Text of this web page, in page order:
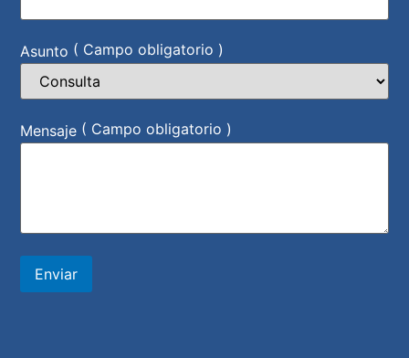
Asunto ( Campo obligatorio )
Mensaje ( Campo obligatorio )
Enviar